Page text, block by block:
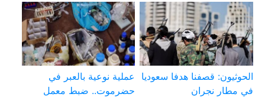
الحوثيون: قصفنا هدفا سعوديا
في مطار نجران
عملية نوعية بالعبر في
حضرموت.. ضبط معمل